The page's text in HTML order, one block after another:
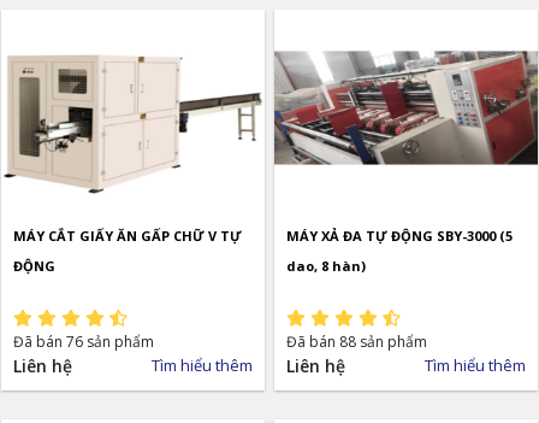
MÁY CẮT GIẤY ĂN GẤP CHỮ V TỰ
ĐỘNG
Đã bán 76 sản phẩm
Liên hệ Tìm hiểu thêm
MÁY XẢ ĐA TỰ ĐỘNG SBY-3000 (5
dao, 8 hàn)
Đã bán 88 sản phẩm
Liên hệ Tìm hiểu thêm